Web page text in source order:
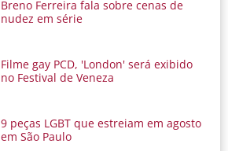
Breno Ferreira fala sobre cenas de
nudez em série
Filme gay PCD, 'London' será exibido
no Festival de Veneza
9 peças LGBT que estreiam em agosto
em São Paulo